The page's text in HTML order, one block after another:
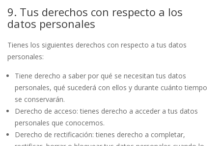
9. Tus derechos con respecto a los
datos personales
Tienes los siguientes derechos con respecto a tus datos
personales:
Tiene derecho a saber por qué se necesitan tus datos
personales, qué sucederá con ellos y durante cuánto tiempo
se conservarán.
Derecho de acceso: tienes derecho a acceder a tus datos
personales que conocemos.
Derecho de rectificación: tienes derecho a completar,